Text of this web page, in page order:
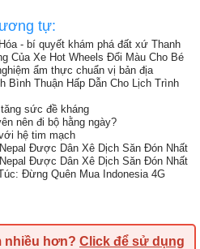
tự:
- bí quyết khám phá đất xứ Thanh
Của Xe Hot Wheels Đổi Màu Cho Bé
ẩm thực chuẩn vị bản địa
Bình Thuận Hấp Dẫn Cho Lịch Trình
sức đề kháng
nên đi bộ hằng ngày?
hệ tim mạch
Được Dân Xê Dịch Săn Đón Nhất
Được Dân Xê Dịch Săn Đón Nhất
Đừng Quên Mua Indonesia 4G
nhiều hơn? Click để sử dụng